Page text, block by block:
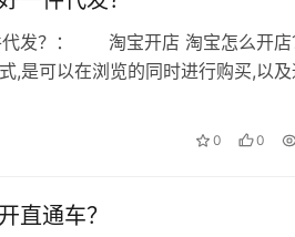
来测算具体应当返还的年费。
代发？： 淘宝开店 淘宝怎么开店
,是可以在浏览的同时进行购买,以
0 0
直通车？